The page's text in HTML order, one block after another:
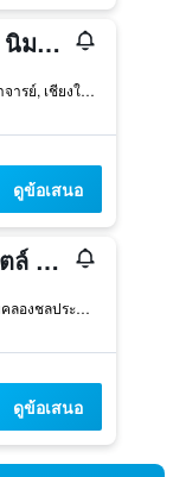
สเตย์ วิท นิมมาน เชียงใหม่
8/8 ถ.ศิริมังคลาจารย์, เชียงใหม่, ประเทศไทย
ดูข้อเสนอ
ไอบิส สไตล์ เชียงใหม่ โฮเต็ล
7/9 ม.1 ถ.เลียบคลองชลประทาน ต.ช้างเผือก อ.เมือง, เชียงใหม่, ประเทศไทย
ดูข้อเสนอ